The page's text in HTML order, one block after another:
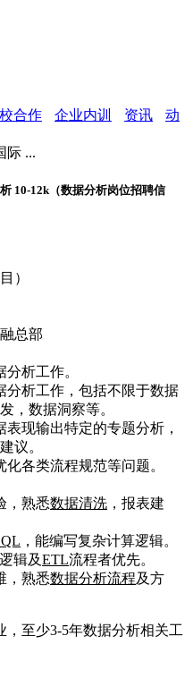
合作 企业内训 资讯
动
际 ...
10-12k（数据分析岗位招聘信
）
总部
析工作。
分析工作，包括不限于数据
，数据洞察等。
现输出特定的专题分析，
议。
各类流程规范等问题。
，熟悉数据清洗 ，报表建
，能编写复杂计算逻辑。
辑及ETL流程者优先。
，熟悉数据分析流程及方
至少3-5年数据分析相关工